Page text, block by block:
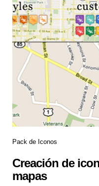
Pack de Iconos
Creación de
mapas